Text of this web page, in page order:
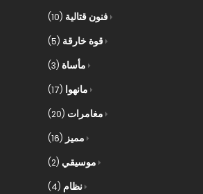
فنون قتالية (10)
قوة خارقة (5)
مأساة (3)
مانهوا (17)
مغامرات (20)
مميز (16)
موسيقي (2)
نظام (4)